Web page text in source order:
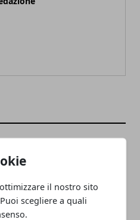
il nostro sito
scegliere a quali